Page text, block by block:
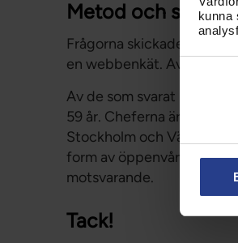
kunna
Metod och
Frågorna skickades ut
en webbenkät. Av de 3
Av de som svarat på
59 år. Cheferna är
Stockholm och Västra
form av öppenvård. Den
motsvarande.
Tack!